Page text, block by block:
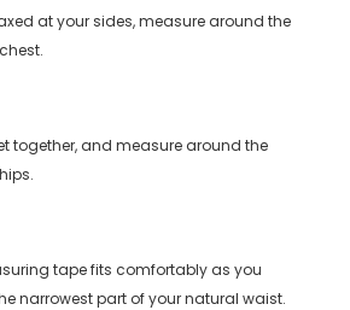
at your sides, measure around the
together, and measure around the
tape fits comfortably as you
narrowest part of your natural waist.